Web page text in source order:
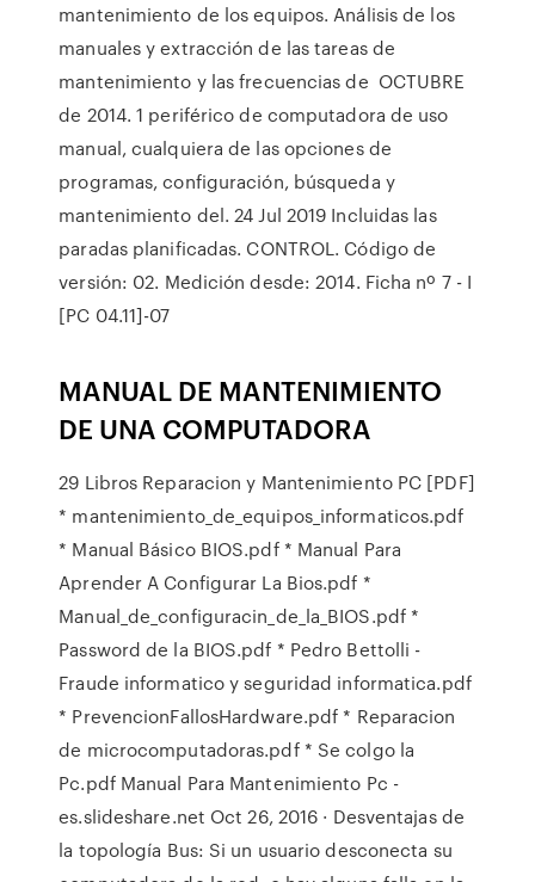
mantenimiento de los equipos. Análisis de los
manuales y extracción de las tareas de
mantenimiento y las frecuencias de OCTUBRE
de 2014. 1 periférico de computadora de uso
manual, cualquiera de las opciones de
programas, configuración, búsqueda y
mantenimiento del. 24 Jul 2019 Incluidas las
paradas planificadas. CONTROL. Código de
versión: 02. Medición desde: 2014. Ficha nº 7 - I
[PC 04.11]-07
MANUAL DE MANTENIMIENTO
DE UNA COMPUTADORA
29 Libros Reparacion y Mantenimiento PC [PDF]
* mantenimiento_de_equipos_informaticos.pdf
* Manual Básico BIOS.pdf * Manual Para
Aprender A Configurar La Bios.pdf *
Manual_de_configuracin_de_la_BIOS.pdf *
Password de la BIOS.pdf * Pedro Bettolli -
Fraude informatico y seguridad informatica.pdf
* PrevencionFallosHardware.pdf * Reparacion
de microcomputadoras.pdf * Se colgo la
Pc.pdf Manual Para Mantenimiento Pc -
es.slideshare.net Oct 26, 2016 · Desventajas de
la topología Bus: Si un usuario desconecta su